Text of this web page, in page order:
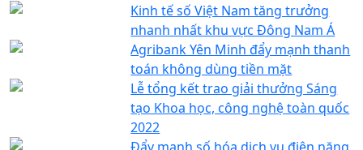
Kinh tế số Việt Nam tăng trưởng
nhanh nhất khu vực Đông Nam Á
Agribank Yên Minh đẩy mạnh thanh
toán không dùng tiền mặt
Lễ tổng kết trao giải thưởng Sáng
tạo Khoa học, công nghệ toàn quốc
2022